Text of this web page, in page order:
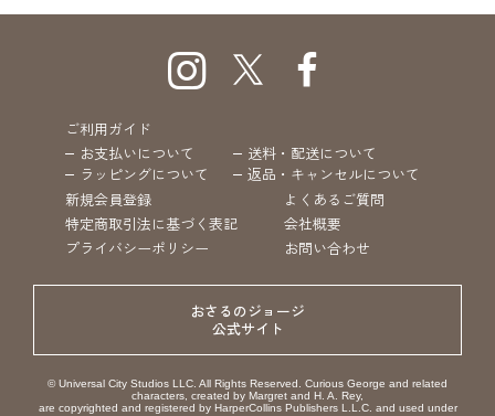
ご利用ガイド
お支払いについて
送料・配送について
ラッピングについて
返品・キャンセルについて
新規会員登録
よくあるご質問
特定商取引法に基づく表記
会社概要
プライバシーポリシー
お問い合わせ
おさるのジョージ
公式サイト
© Universal City Studios LLC. All Rights Reserved. Curious George and related
characters, created by Margret and H. A. Rey,
are copyrighted and registered by HarperCollins Publishers L.L.C. and used under